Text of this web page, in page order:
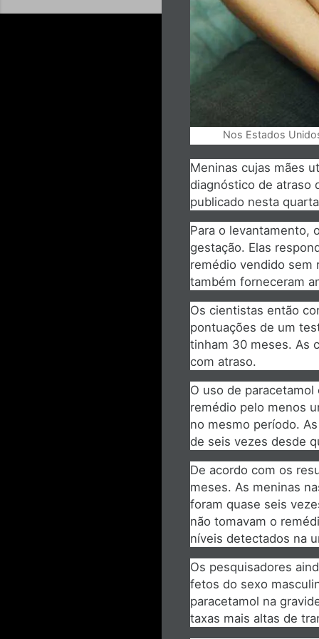
Nos Estados
Meninas cujas mães
diagnóstico de atraso
publicado nesta
Para o levantamento,
gestação. Elas
remédio vendido sem
também forneceram
Os cientistas então
pontuações de um
tinham 30 meses. As
com atraso.
O uso de
remédio pelo menos
no mesmo período.
de seis vezes desde
De acordo com os
meses. As meninas
foram quase seis
não tomavam o
níveis detectados na
Os pesquisadores
fetos do sexo
paracetamol na
taxas mais altas de